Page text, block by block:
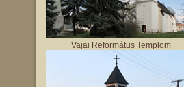
Vajai Református Templom